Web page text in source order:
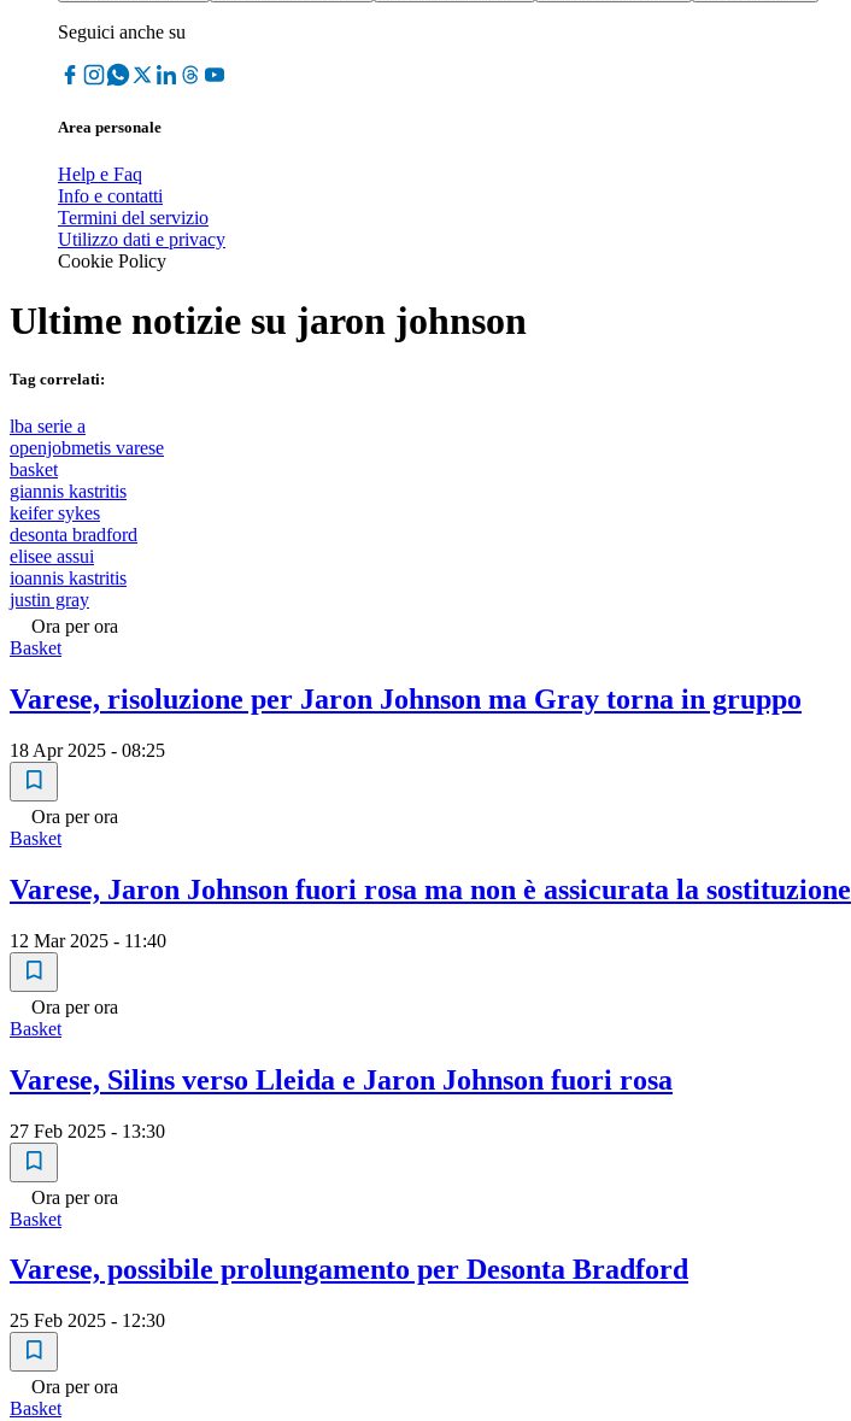
Seguici anche su
Area personale
Help e Faq
Info e contatti
Termini del servizio
Utilizzo dati e privacy
Cookie Policy
Ultime notizie su jaron johnson
Tag correlati:
lba serie a
openjobmetis varese
basket
giannis kastritis
keifer sykes
desonta bradford
elisee assui
ioannis kastritis
justin gray
Ora per ora
Basket
Varese, risoluzione per Jaron Johnson ma Gray torna in gruppo
18 Apr 2025 - 08:25
Ora per ora
Basket
Varese, Jaron Johnson fuori rosa ma non è assicurata la sostituzione
12 Mar 2025 - 11:40
Ora per ora
Basket
Varese, Silins verso Lleida e Jaron Johnson fuori rosa
27 Feb 2025 - 13:30
Ora per ora
Basket
Varese, possibile prolungamento per Desonta Bradford
25 Feb 2025 - 12:30
Ora per ora
Basket